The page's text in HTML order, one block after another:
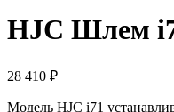
HJC Шлем
28 410 ₽
Модель HJC i71